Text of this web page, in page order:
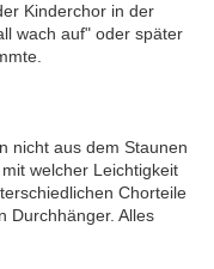
Kinderchor in der
wach auf" oder später
nicht aus dem Staunen
welcher Leichtigkeit
Chorteile
Durchhänger. Alles